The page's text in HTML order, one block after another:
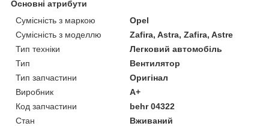
Основні атрибути
Сумісність з маркою
Opel
Сумісність з моделлю
Zafira, Astra, Zafira, Astre
Тип техніки
Легковий автомобіль
Тип
Вентилятор
Тип запчастини
Оригінал
Виробник
A+
Код запчастини
behr 04322
Стан
Вживаний